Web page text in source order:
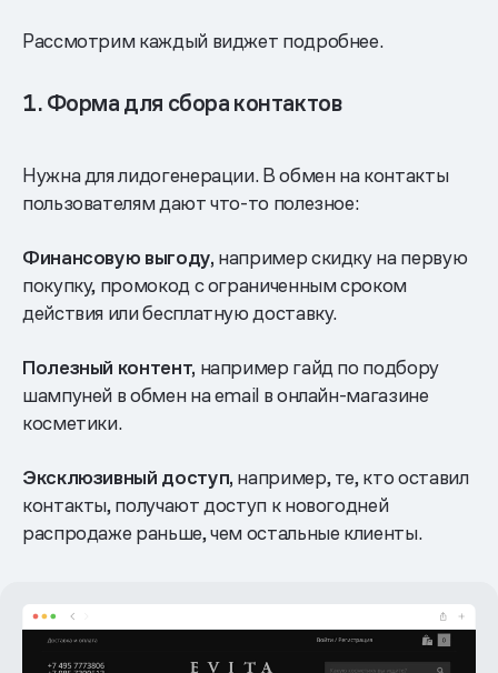
Рассмотрим каждый виджет подробнее.
1. Форма для сбора контактов
Нужна для лидогенерации. В обмен на контакты
пользователям дают что-то полезное:
Финансовую выгоду, например скидку на первую
покупку, промокод с ограниченным сроком
действия или бесплатную доставку.
Полезный контент, например гайд по подбору
шампуней в обмен на email в онлайн-магазине
косметики.
Эксклюзивный доступ, например, те, кто оставил
контакты, получают доступ к новогодней
распродаже раньше, чем остальные клиенты.